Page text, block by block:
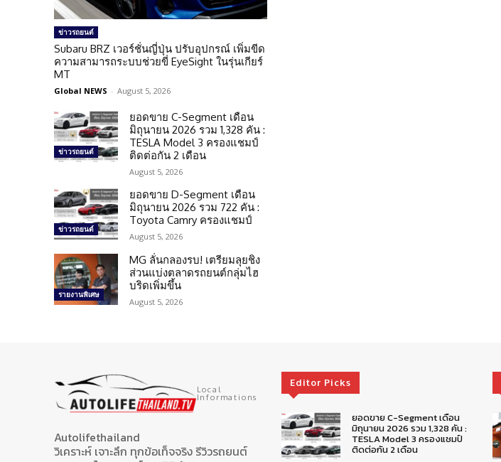
ข่าวรถยนต์
Subaru BRZ เวอร์ชั่นญี่ปุ่น ปรับอุปกรณ์ เพิ่มขีด
ความสามารถระบบช่วยขี่ EyeSight ในรุ่นเกียร์
MT
Global NEWS - August 5, 2026
ข่าวรถยนต์
ยอดขาย C-Segment เดือน
มิถุนายน 2026 รวม 1,328 คัน :
TESLA Model 3 ครองแชมป์
ติดต่อกัน 2 เดือน
August 5, 2026
ข่าวรถยนต์
ยอดขาย D-Segment เดือน
มิถุนายน 2026 รวม 722 คัน :
Toyota Camry ครองแชมป์
August 5, 2026
รายงานพิเศษ
MG ลั่นกลองรบ! เตรียมลุยชิง
ส่วนแบ่งตลาดรถยนต์กลุ่มไฮ
บริดเพิ่มขึ้น
August 5, 2026
Local
Informations
Autolifethailand
วิเคราะห์ เจาะลึก ทุกข้อเท็จจริง รีวิวรถยนต์
Editor Picks
ยอดขาย C-Segment เดือน
มิถุนายน 2026 รวม 1,328 คัน :
TESLA Model 3 ครองแชมป์
ติดต่อกัน 2 เดือน